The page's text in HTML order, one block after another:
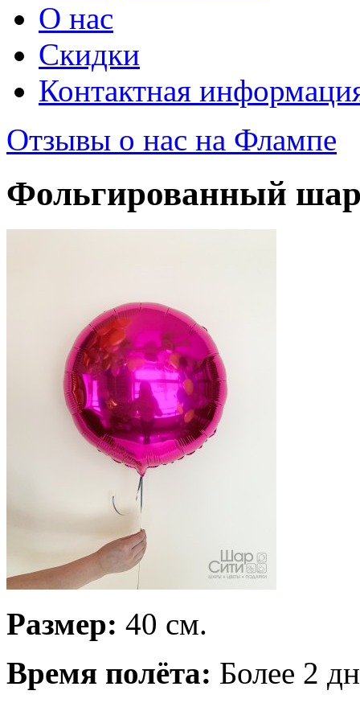
О нас
Скидки
Контактная
Отзывы о нас на Флампе
Фольгированный
Размер: 40 см.
Время полёта: Более 2